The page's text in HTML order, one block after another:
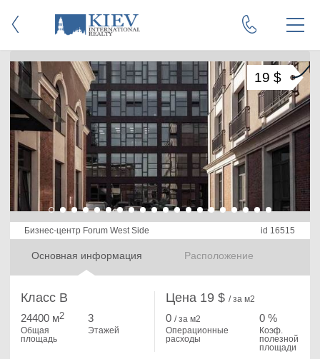
Бизнес-центр Forum West Side id 16515
Основная информация Расположение
19 $
Класс B
24400 м2
Общая
площадь
3
Этажей
Цена 19 $ / за м2
0 / за м2
Операционные
расходы
0 %
Коэф.
полезной
площади